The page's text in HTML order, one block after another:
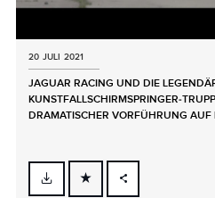
20 JULI 2021
JAGUAR RACING UND DIE
DRAMATISCHER VORFÜHRUNG AUF
FACEBOOK